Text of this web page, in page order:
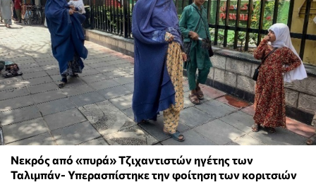
Νεκρός από «πυρά» Τζιχαντιστών ηγέτης των
Ταλιμπάν- Υπερασπίστηκε την φοίτηση των κοριτσιών